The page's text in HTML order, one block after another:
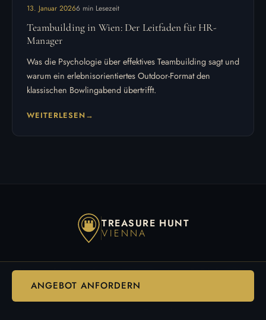
13. Januar 20266 min Lesezeit
Teambuilding in Wien: Der Leitfaden für HR-
Manager
Was die Psychologie über effektives Teambuilding sagt und
warum ein erlebnisorientiertes Outdoor-Format den
klassischen Bowlingabend übertrifft.
WEITERLESEN
TREASURE HUNT
VIENNA
Warum es funktioniertStandorteAblaufBewertungenFAQAnfrageBlog
Teambuilding-Standorte
ANGEBOT ANFORDERN